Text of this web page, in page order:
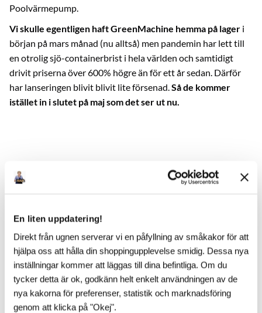
En liten uppdatering!
Direkt från ugnen serverar vi en påfyllning av småkakor för att
hjälpa oss att hålla din shoppingupplevelse smidig. Dessa nya
inställningar kommer att läggas till dina befintliga. Om du
tycker detta är ok, godkänn helt enkelt användningen av de
nya kakorna för preferenser, statistik och marknadsföring
genom att klicka på "Okej".
Poolvärmepump.
Vi skulle egentligen haft GreenMachine hemma på lager i
början på mars månad (nu alltså) men pandemin har lett till
en otrolig sjö-containerbrist i hela världen och samtidigt
drivit priserna över 600% högre än för ett år sedan. Därför
har lanseringen blivit blivit lite försenad.Så de kommer
istället in i slutet på maj som det ser ut nu.